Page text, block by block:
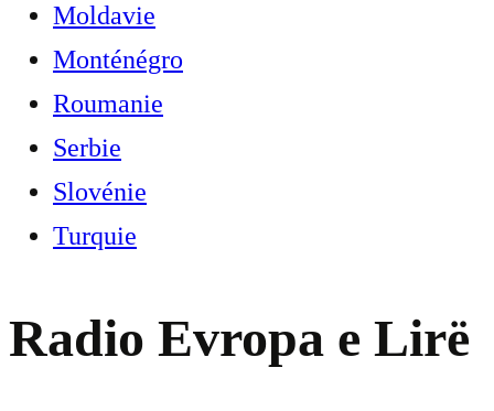
Moldavie
Monténégro
Roumanie
Serbie
Slovénie
Turquie
Radio Evropa e Lirë